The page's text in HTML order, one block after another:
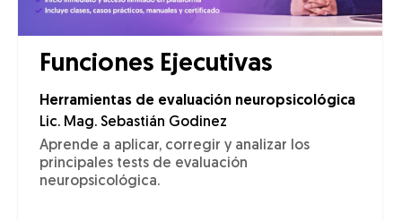
Funciones Ejecutivas
Herramientas de evaluación neuropsicológica
Lic. Mag. Sebastián Godinez
Aprende a aplicar, corregir y analizar los
principales tests de evaluación
neuropsicológica.